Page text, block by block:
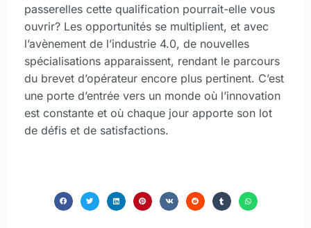
passerelles cette qualification pourrait-elle vous
ouvrir? Les opportunités se multiplient, et avec
l’avènement de l’industrie 4.0, de nouvelles
spécialisations apparaissent, rendant le parcours
du brevet d’opérateur encore plus pertinent. C’est
une porte d’entrée vers un monde où l’innovation
est constante et où chaque jour apporte son lot
de défis et de satisfactions.